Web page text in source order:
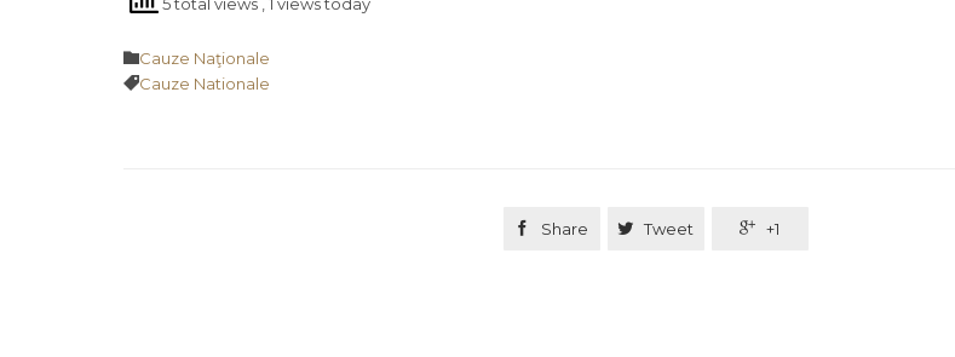
Category
Cauze Naţionale
Tags
Cauze Nationale
 Share  Tweet  +1